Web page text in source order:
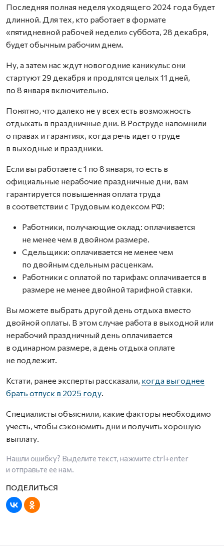
Последняя полная неделя уходящего 2024 года будет
длинной. Для тех, кто работает в формате
«пятидневной рабочей недели» суббота, 28 декабря,
будет обычным рабочим днем.
Ну, а затем нас ждут новогодние каникулы: они
стартуют 29 декабря и продлятся целых 11 дней,
по 8 января включительно.
Понятно, что далеко не у всех есть возможность
отдыхать в праздничные дни. В Роструде напомнили
о правах и гарантиях, когда речь идет о труде
в выходные и праздники.
Если вы работаете с 1 по 8 января, то есть в
официальные нерабочие праздничные дни, вам
гарантируется повышенная оплата труда
в соответствии с Трудовым кодексом РФ:
Работники, получающие оклад: оплачивается
не менее чем в двойном размере.
Сдельщики: оплачивается не менее чем
по двойным сдельным расценкам.
Работники с оплатой по тарифам: оплачивается в
размере не менее двойной тарифной ставки.
Вы можете выбрать другой день отдыха вместо
двойной оплаты. В этом случае работа в выходной или
нерабочий праздничный день оплачивается
в одинарном размере, а день отдыха оплате
не подлежит.
Кстати, ранее эксперты рассказали, когда выгоднее
брать отпуск в 2025 году.
Специалисты объяснили, какие факторы необходимо
учесть, чтобы сэкономить дни и получить хорошую
выплату.
Нашли ошибку? Выделите текст, нажмите ctrl+enter
и отправьте ее нам.